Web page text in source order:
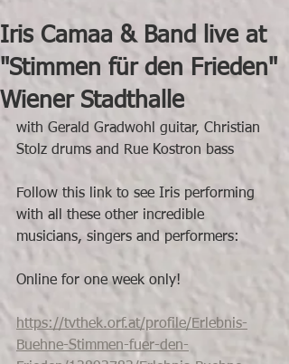
Iris Camaa & Band live at
"Stimmen für den Frieden"
Wiener Stadthalle
with Gerald Gradwohl guitar, Christian
Stolz drums and Rue Kostron bass
Follow this link to see Iris performing
with all these other incredible
musicians, singers and performers:
Online for one week only!
https://tvthek.orf.at/profile/Erlebnis-
Buehne-Stimmen-fuer-den-